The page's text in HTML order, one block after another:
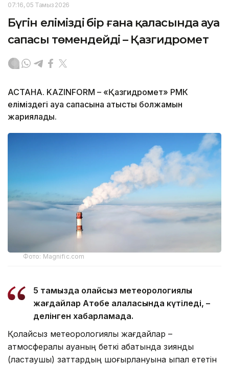
07:16, 05 Тамыз 2026
Бүгін еліміздің бір ғана қаласында ауа
сапасы төмендейді – Қазгидромет
АСТАНА. KAZINFORM – «Қазгидромет» РМК
еліміздегі ауа сапасына қатысты болжамын
жариялады.
Фото: Magnific.com
5 тамызда қолайсыз метеорологиялық
жағдайлар Ақтөбе қалаласында күтіледі, –
делінген хабарламада.
Қолайсыз метеорологиялық жағдайлар –
атмосфералық ауаның беткі қабатында зиянды
(ластаушы) заттардың шоғырлануына ықпал ететін